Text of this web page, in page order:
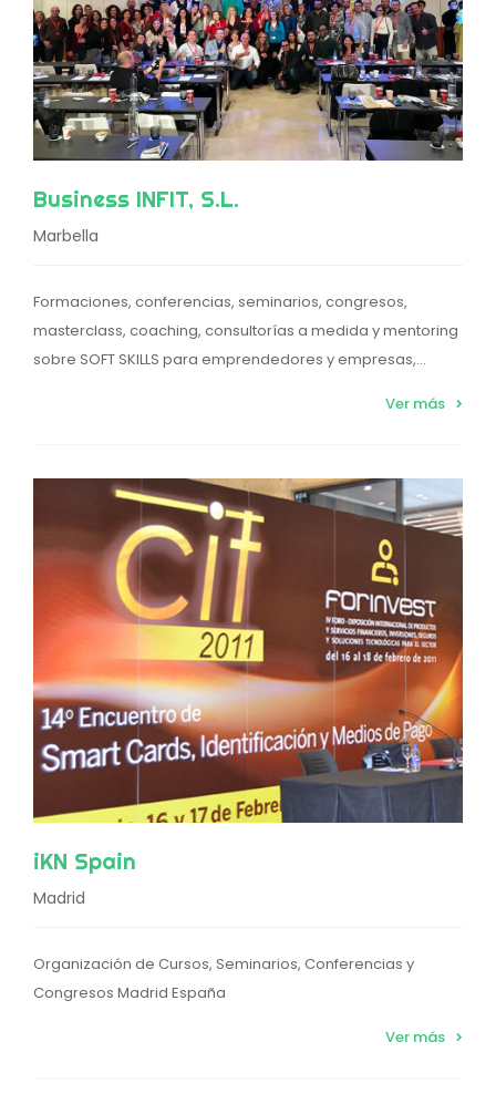
Business INFIT, S.L.
Marbella
Formaciones, conferencias, seminarios, congresos,
masterclass, coaching, consultorías a medida y mentoring
sobre SOFT SKILLS para emprendedores y empresas,...
Ver más
iKN Spain
Madrid
Organización de Cursos, Seminarios, Conferencias y
Congresos Madrid España
Ver más